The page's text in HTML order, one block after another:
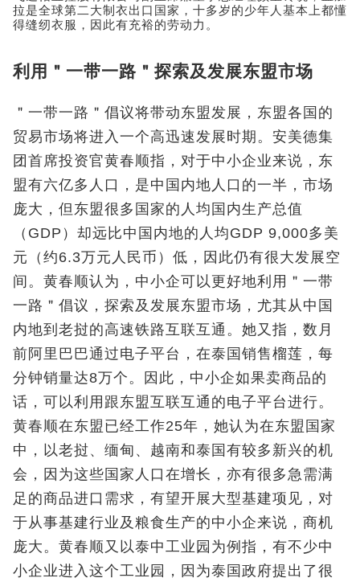
拉是全球第二大制衣出口国家，十多岁的少年人基本上都懂
得缝纫衣服，因此有充裕的劳动力。
利用＂一带一路＂探索及发展东盟市场
＂一带一路＂倡议将带动东盟发展，东盟各国的
贸易市场将进入一个高迅速发展时期。安美德集
团首席投资官黄春顺指，对于中小企业来说，东
盟有六亿多人口，是中国内地人口的一半，市场
庞大，但东盟很多国家的人均国内生产总值
（GDP）却远比中国内地的人均GDP 9,000多美
元（约6.3万元人民币）低，因此仍有很大发展空
间。黄春顺认为，中小企可以更好地利用＂一带
一路＂倡议，探索及发展东盟市场，尤其从中国
内地到老挝的高速铁路互联互通。她又指，数月
前阿里巴巴通过电子平台，在泰国销售榴莲，每
分钟销量达8万个。因此，中小企如果卖商品的
话，可以利用跟东盟互联互通的电子平台进行。
黄春顺在东盟已经工作25年，她认为在东盟国家
中，以老挝、缅甸、越南和泰国有较多新兴的机
会，因为这些国家人口在增长，亦有很多急需满
足的商品进口需求，有望开展大型基建项见，对
于从事基建行业及粮食生产的中小企来说，商机
庞大。黄春顺又以泰中工业园为例指，有不少中
小企业进入这个工业园，因为泰国政府提出了很